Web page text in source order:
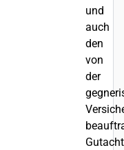
und
auch
den
von
der